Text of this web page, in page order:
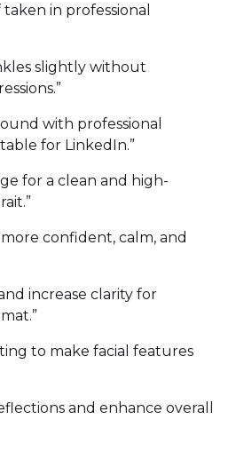
in professional
slightly without
with professional
for LinkedIn.”
for a clean and high-
confident, calm, and
increase clarity for
to make facial features
and enhance overall